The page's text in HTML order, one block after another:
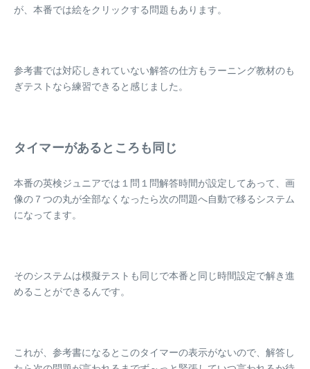
が、 本番では絵をクリックする問題もあります。
参考書では対応しきれていない解答の仕方もラーニング教材のも
ぎテストなら練習できると感じました。
タイマーがあるところも同じ
本番の英検ジュニアでは１問１問解答時間が設定してあって、画
像の７つの丸が全部なくなったら次の問題へ自動で移るシステム
になってます。
そのシステムは模擬テストも同じで本番と同じ時間設定で解き進
めることができるんです。
これが、参考書になるとこのタイマーの表示がないので、解答し